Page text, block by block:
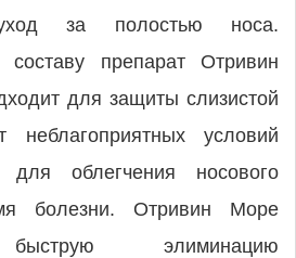
за полостью носа.
составу препарат Отривин
для защиты слизистой
неблагоприятных условий
облегчения носового
болезни. Отривин Море
быструю элиминацию